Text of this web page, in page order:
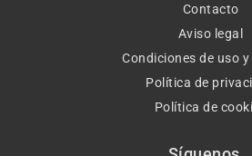
Contacto
Aviso legal
Condiciones de uso
Política de
Política de